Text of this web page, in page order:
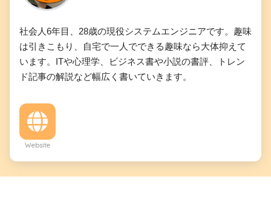
社会人6年目、28歳の現役システムエンジニアです。趣味
は引きこもり、自宅で一人でできる趣味なら大体抑えて
います。ITや心理学、ビジネス書や小説の書評、トレン
ド記事の解説など幅広く書いていきます。
Website